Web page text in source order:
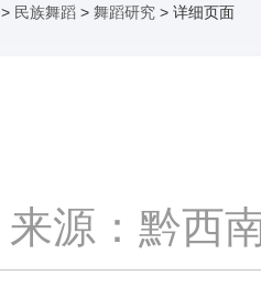
> 民族舞蹈 > 舞蹈研究 > 详细页面
来源：黔西